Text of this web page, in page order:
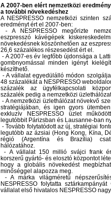
A 2007-ben elért nemzetközi
a további növekedéshez
A NESPRESSO nemzetközi szinten
eredményt ért el 2007-ben:
- A NESPRESSO megőrizte
eszpresszó kávégépek
növekedésnek köszönhetően az
26,6 százalékos részesedést ért el.
- A 2007-es év legfőbb újdonsága a
gombnyomással minden igényt
készíthető.
- A vállalat egyedülálló módon
48 százalékát a NESPRESSO
százalék az ügyfélkapcsolati
százalék pedig a nemzetközi
- A nemzetközi üzlethálózat növekvő
stratégiájában, és igen gyors
exkluzív NESPRESSO üzlet
legutóbbit Párizsban és Lausanne-ban
- Tovább folytatódott az új, stratégiai
legutóbb az ázsiai (Hong Kong, Kína,
régió (Argentína és Brazília)
hálózatához.
- A vállalat 150 millió svájci frank
korszerű gyártó- és elosztó központot
hogy a globális növekedést
minőséggel alapozza meg.
- A márka világméretű
NESPRESSO folytatta
vállalat első hivatalos NESPRESSO